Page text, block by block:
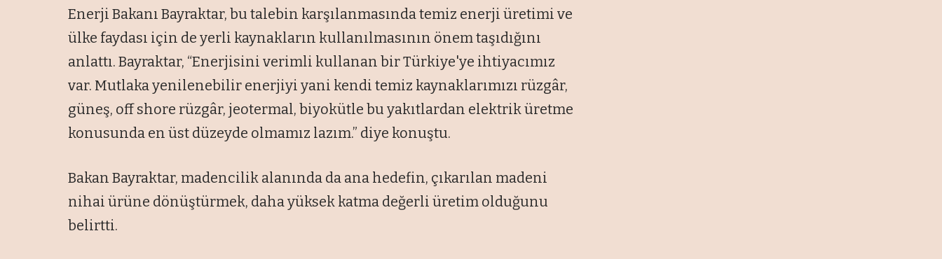
Enerji Bakanı Bayraktar, bu talebin karşılanmasında temiz enerji üretimi ve
ülke faydası için de yerli kaynakların kullanılmasının önem taşıdığını
anlattı. Bayraktar, “Enerjisini verimli kullanan bir Türkiye'ye ihtiyacımız
var. Mutlaka yenilenebilir enerjiyi yani kendi temiz kaynaklarımızı rüzgâr,
güneş, off shore rüzgâr, jeotermal, biyokütle bu yakıtlardan elektrik üretme
konusunda en üst düzeyde olmamız lazım.” diye konuştu.
Bakan Bayraktar, madencilik alanında da ana hedefin, çıkarılan madeni
nihai ürüne dönüştürmek, daha yüksek katma değerli üretim olduğunu
belirtti.